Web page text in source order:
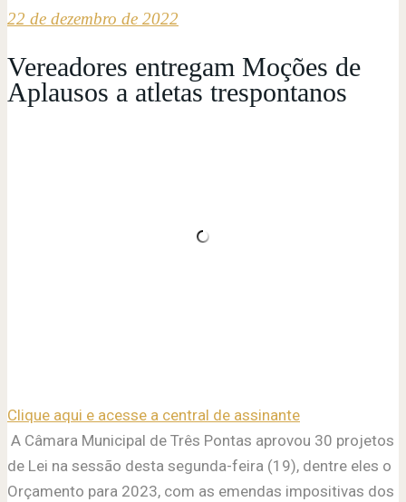
22 de dezembro de 2022
Vereadores entregam Moções de
Aplausos a atletas trespontanos
Clique aqui e acesse a central de assinante
A Câmara Municipal de Três Pontas aprovou 30 projetos
de Lei na sessão desta segunda-feira (19), dentre eles o
Orçamento para 2023, com as emendas impositivas dos